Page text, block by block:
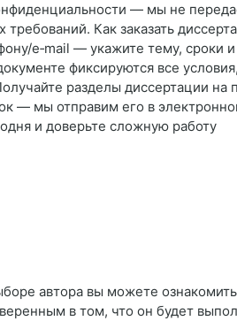
— мы не
Как заказать
e‑mail — укажите тему, сроки
фиксируются все
разделы диссертации на
— мы отправим его в
и доверьте сложную работу
автора вы можете
в том, что он будет